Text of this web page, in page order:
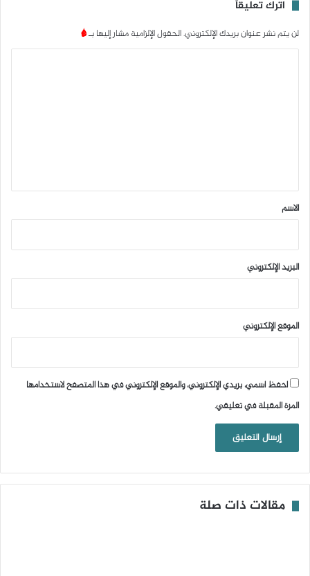
اترك تعليقاً
لن يتم نشر عنوان بريدك الإلكتروني.الحقول الإلزامية مشار إليها بـ*
*
الاسم
البريد الإلكتروني
الموقع الإلكتروني
احفظ اسمي، بريدي الإلكتروني، والموقع الإلكتروني في هذا المتصفح لاستخدامها
المرة المقبلة في تعليقي.
مقالات ذات صلة